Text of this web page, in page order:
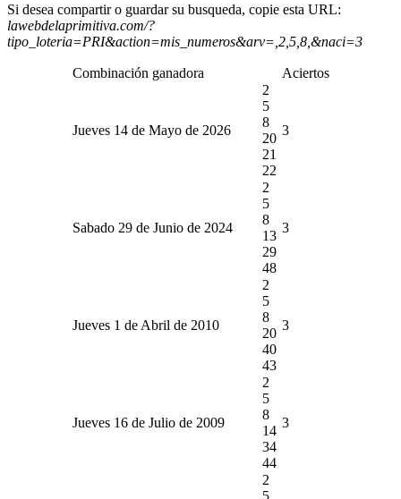
Si desea compartir o guardar su busqueda, copie esta URL:
lawebdelaprimitiva.com/?
tipo_loteria=PRI&action=mis_numeros&arv=,2,5,8,&naci=3
Combinación ganadora Aciertos
Jueves 14 de Mayo de 2026
2
5
8
20
21
22
3
Sabado 29 de Junio de 2024
2
5
8
13
29
48
3
Jueves 1 de Abril de 2010
2
5
8
20
40
43
3
Jueves 16 de Julio de 2009
2
5
8
14
34
44
3
2
5